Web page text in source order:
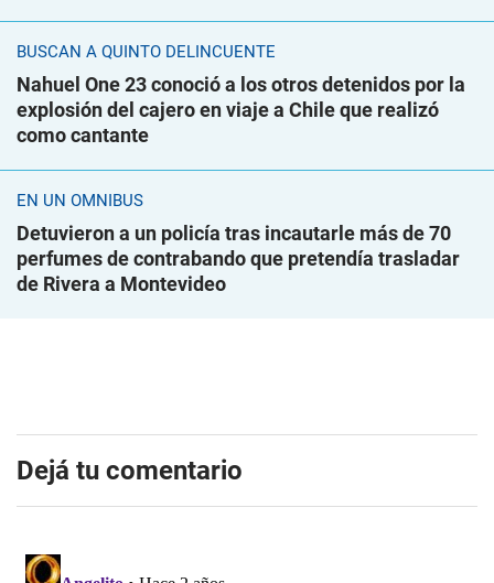
BUSCAN A QUINTO DELINCUENTE
Nahuel One 23 conoció a los otros detenidos por la
explosión del cajero en viaje a Chile que realizó
como cantante
EN UN ÓMNIBUS
Detuvieron a un policía tras incautarle más de 70
perfumes de contrabando que pretendía trasladar
de Rivera a Montevideo
Dejá tu comentario